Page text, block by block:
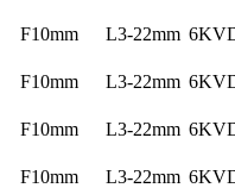
F10mm L3-22mm
F10mm L3-22mm
F10mm L3-22mm
F10mm L3-22mm